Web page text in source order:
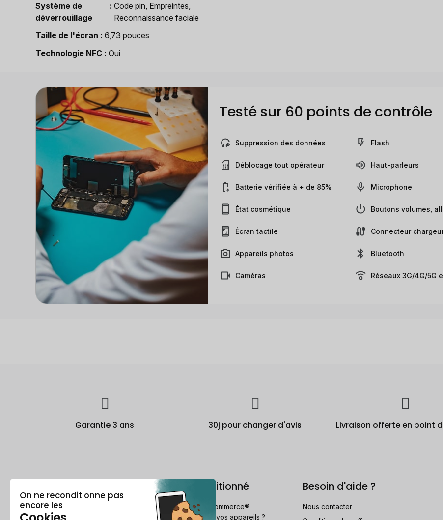
Système de
déverrouillage
Code pin, Empreintes,
Reconnaissance faciale
Taille de l'écran
6,73 pouces
Technologie NFC
Oui
Testé sur 60 points de contrôle
Suppression des données
Déblocage tout opérateur
Batterie vérifiée à + de 85%
État cosmétique
Écran tactile
Appareils photos
Caméras
Flash
Haut-parleurs
Microphone
Boutons volumes,
Connecteur
Bluetooth
Réseaux 3G/4G/5G
Garantie 3 ans 30j pour changer d'avis Livraison offerte en point
Qui est Recommerce® ?
Le reconditionné
Comment Recommerce®
reconditionne vos appareils ?
Besoin d'aide ?
Nous contacter